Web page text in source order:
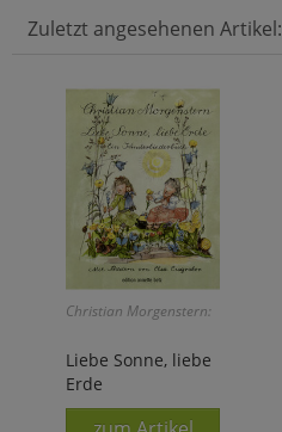
Zuletzt angesehenen Artikel:
Christian Morgenstern:
Liebe Sonne, liebe
Erde